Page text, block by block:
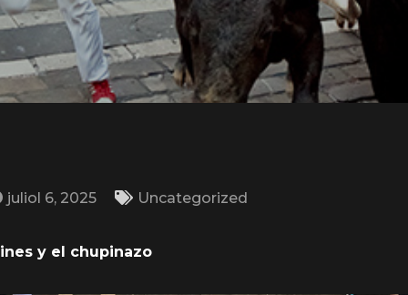
juliol 6, 2025 Uncategorized
y el chupinazo